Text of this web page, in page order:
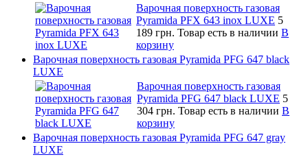
Варочная поверхность газовая
Pyramida PFX 643 inox LUXE 5
189 грн. Товар есть в наличии В
корзину
Варочная поверхность газовая Pyramida PFG 647 black
LUXE
Варочная поверхность газовая
Pyramida PFG 647 black LUXE 5
304 грн. Товар есть в наличии В
корзину
Варочная поверхность газовая Pyramida PFG 647 gray
LUXE